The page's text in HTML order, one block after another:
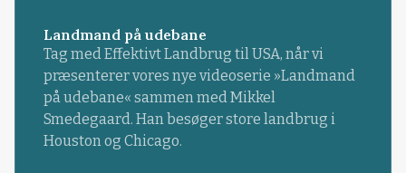
Landmand på udebane
Tag med Effektivt Landbrug til USA, når vi
præsenterer vores nye videoserie »Landmand
på udebane« sammen med Mikkel
Smedegaard. Han besøger store landbrug i
Houston og Chicago.